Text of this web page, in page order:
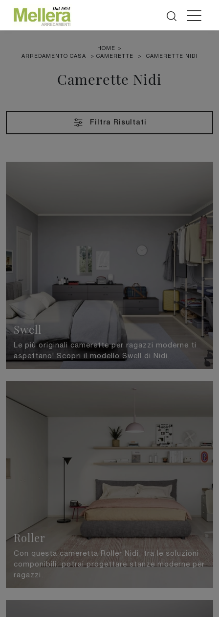
HOME >
ARREDAMENTO CASA
> CAMERETTE > CAMERETTE NIDI
Camerette Nidi
Filtra Risultati
Swell
Le più originali camerette per ragazzi moderne ti
aspettano! Scopri il modello Swell di Nidi.
Roller
Con questa cameretta Roller Nidi, tra le soluzioni
componibili, potrai progettare stanze moderne per
ragazzi.